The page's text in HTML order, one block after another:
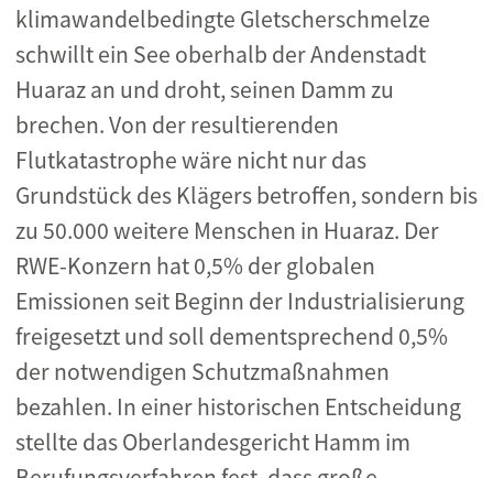
klimawandelbedingte Gletscherschmelze
schwillt ein See oberhalb der Andenstadt
Huaraz an und droht, seinen Damm zu
brechen. Von der resultierenden
Flutkatastrophe wäre nicht nur das
Grundstück des Klägers betroffen, sondern bis
zu 50.000 weitere Menschen in Huaraz. Der
RWE-Konzern hat 0,5% der globalen
Emissionen seit Beginn der Industrialisierung
freigesetzt und soll dementsprechend 0,5%
der notwendigen Schutzmaßnahmen
bezahlen. In einer historischen Entscheidung
stellte das Oberlandesgericht Hamm im